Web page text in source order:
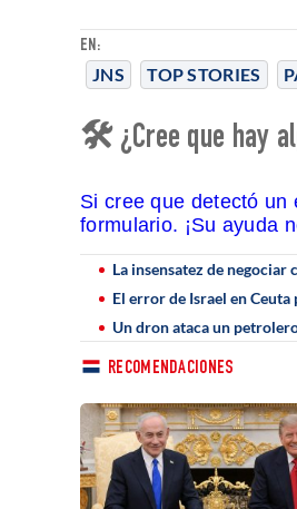
EN:
JNS TOP STORIES
🛠 ¿Cree que hay
Si cree que detectó
formulario. ¡Su ayuda
La insensatez de negociar
El error de Israel en
Un dron ataca un
RECOMENDACIONES